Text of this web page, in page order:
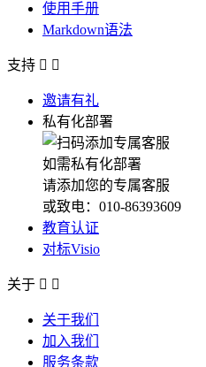
使用手册
Markdown语法
支持  
邀请有礼
私有化部署
如需私有化部署
请添加您的专属客服
或致电：010-86393609
教育认证
对标Visio
关于  
关于我们
加入我们
服务条款